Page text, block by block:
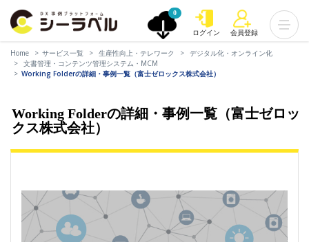
0
ログイン 会員登録
Home サービス一覧 生産性向上・テレワーク
デジタル化・オンライン化
文書管理・コンテンツ管理システム・MCM
Working Folderの詳細・事例一覧（富士ゼロックス株式会社）
Working Folderの詳細・事例一覧（富士ゼロッ
クス株式会社）